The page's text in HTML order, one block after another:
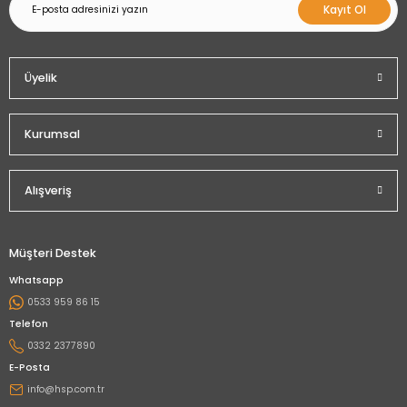
Kayıt Ol
Üyelik
Kurumsal
Alışveriş
Müşteri Destek
Whatsapp
0533 959 86 15
Telefon
0332 2377890
E-Posta
info@hsp.com.tr